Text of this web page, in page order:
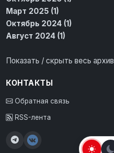
Март 2025 (1)
Октябрь 2024 (1)
Август 2024 (1)
Показать / скрыть весь архив
КОНТАКТЫ
Обратная связь
RSS-лента